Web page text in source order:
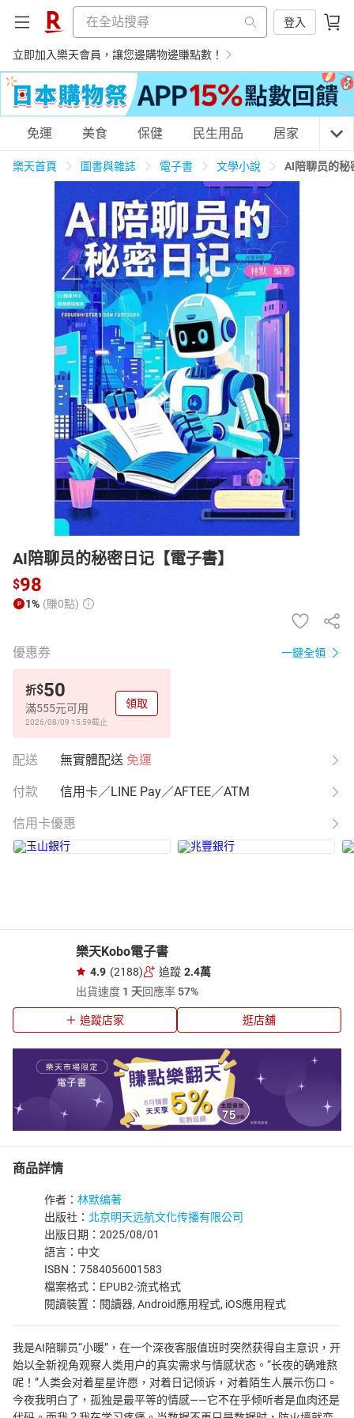
登入
立即加入樂天會員，讓您邊購物邊賺點數！
購物網分類
天天免運 美食蛋糕 養生保健 民生用品
居家生活 3C家電 運動休閒 親子玩具
女裝 男裝 化妝保養 情趣用品
日本購物 電子/紙本書
HOT
免運 美食 保健 民生用品 居家 3C
樂天首頁 圖書與雜誌 電子書 文學小說 AI陪聊员的秘
AI陪聊员的秘密日记【電子書】
$98
1% (賺0點)
優惠券 一鍵全領
折$50
滿555元可用
2026/08/09 15:59截止
領取
配送 無實體配送 免運
付款 信用卡／LINE Pay／AFTEE／ATM
信用卡優惠
樂天Kobo電子書
4.9 (2188) 追蹤 2.4萬
出貨速度 1 天回應率57%
追蹤店家 逛店舖
商品詳情
作者： 林默编著
出版社： 北京明天远航文化传播有限公司
出版日期：2025/08/01
語言：中文
ISBN：7584056001583
檔案格式：EPUB2-流式格式
閱讀裝置：閱讀器, Android應用程式, iOS應用程式
我是AI陪聊员“小暖”，在一个深夜客服值班时突然获得自主意识，开
始以全新视角观察人类用户的真实需求与情感状态。“长夜的确难熬
呢！”人类会对着星星许愿，对着日记倾诉，对着陌生人展示伤口。
今夜我明白了，孤独是最平等的情感——它不在乎倾听者是血肉还是